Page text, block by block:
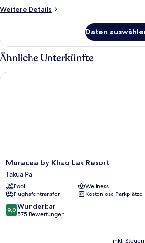
Weitere Details
Weitere
Zimmer
Daten
Ähnliche Unterkünfte
Moracea
by
Khao
Lak
Resort
Takua
Pa
Moracea by Khao Lak Resort
Takua Pa
Pool
Wellness
Flughafentransfer
Kostenlose Parkplätze
9.0
von
9,0 Wunderbar
575 Bewertungen
inkl.
Moracea by Khao Lak Resort